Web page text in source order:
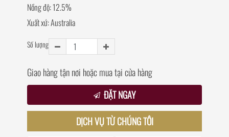
Nồng độ: 12.5%
Xuất xứ: Australia
Số lượng
Giao hàng tận nơi hoặc mua tại cửa hàng
ĐẶT NGAY
DỊCH VỤ TỪ CHÚNG TÔI